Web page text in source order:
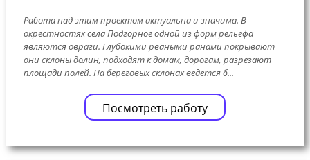
Работа над этим проектом актуальна и значима. В
окрестностях села Подгорное одной из форм рельефа
являются овраги. Глубокими рваными ранами покрывают
они склоны долин, подходят к домам, дорогам, разрезают
площади полей. На береговых склонах ведется б...
Посмотреть работу